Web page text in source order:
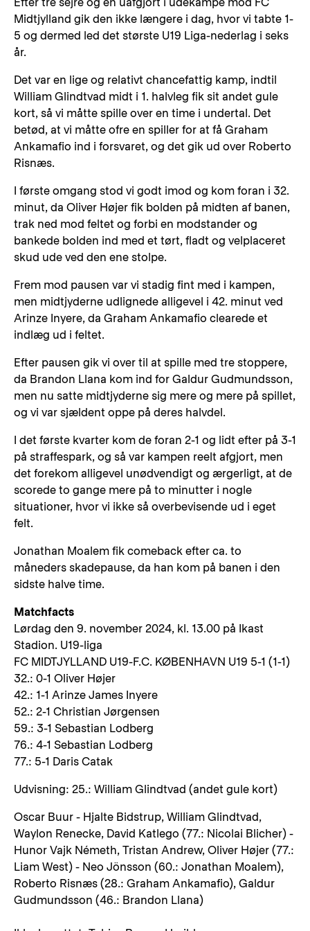
Midtjylland gik den ikke længere i dag, hvor vi tabte 1-
5 og dermed led det største U19 Liga-nederlag i seks
år.
Det var en lige og relativt chancefattig kamp, indtil
William Glindtvad midt i 1. halvleg fik sit andet gule
kort, så vi måtte spille over en time i undertal. Det
betød, at vi måtte ofre en spiller for at få Graham
Ankamafio ind i forsvaret, og det gik ud over Roberto
Risnæs.
I første omgang stod vi godt imod og kom foran i 32.
minut, da Oliver Højer fik bolden på midten af banen,
trak ned mod feltet og forbi en modstander og
bankede bolden ind med et tørt, fladt og velplaceret
skud ude ved den ene stolpe.
Frem mod pausen var vi stadig fint med i kampen,
men midtjyderne udlignede alligevel i 42. minut ved
Arinze Inyere, da Graham Ankamafio clearede et
indlæg ud i feltet.
Efter pausen gik vi over til at spille med tre stoppere,
da Brandon Llana kom ind for Galdur Gudmundsson,
men nu satte midtjyderne sig mere og mere på spillet,
og vi var sjældent oppe på deres halvdel.
I det første kvarter kom de foran 2-1 og lidt efter på 3-1
på straffespark, og så var kampen reelt afgjort, men
det forekom alligevel unødvendigt og ærgerligt, at de
scorede to gange mere på to minutter i nogle
situationer, hvor vi ikke så overbevisende ud i eget
felt.
Jonathan Moalem fik comeback efter ca. to
måneders skadepause, da han kom på banen i den
sidste halve time.
Matchfacts
Lørdag den 9. november 2024, kl. 13.00 på Ikast
Stadion. U19-liga
FC MIDTJYLLAND U19-F.C. KØBENHAVN U19 5-1 (1-1)
32.: 0-1 Oliver Højer
42.: 1-1 Arinze James Inyere
52.: 2-1 Christian Jørgensen
59.: 3-1 Sebastian Lodberg
76.: 4-1 Sebastian Lodberg
77.: 5-1 Daris Catak
Udvisning: 25.: William Glindtvad (andet gule kort)
Oscar Buur - Hjalte Bidstrup, William Glindtvad,
Waylon Renecke, David Katlego (77.: Nicolai Blicher) -
Hunor Vajk Németh, Tristan Andrew, Oliver Højer (77.:
Liam West) - Neo Jönsson (60.: Jonathan Moalem),
Roberto Risnæs (28.: Graham Ankamafio), Galdur
Gudmundsson (46.: Brandon Llana)